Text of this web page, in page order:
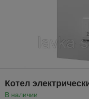
Котел
В наличии